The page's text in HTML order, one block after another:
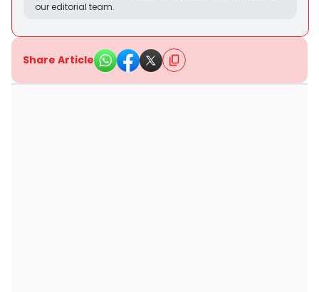
our editorial team.
Share Article